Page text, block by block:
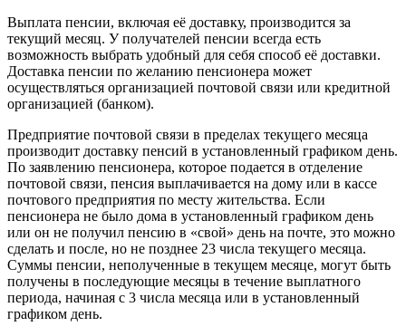
Выплата пенсии, включая её доставку, производится за
текущий месяц. У получателей пенсии всегда есть
возможность выбрать удобный для себя способ её доставки.
Доставка пенсии по желанию пенсионера может
осуществляться организацией почтовой связи или кредитной
организацией (банком).
Предприятие почтовой связи в пределах текущего месяца
производит доставку пенсий в установленный графиком день.
По заявлению пенсионера, которое подается в отделение
почтовой связи, пенсия выплачивается на дому или в кассе
почтового предприятия по месту жительства. Если
пенсионера не было дома в установленный графиком день
или он не получил пенсию в «свой» день на почте, это можно
сделать и после, но не позднее 23 числа текущего месяца.
Суммы пенсии, неполученные в текущем месяце, могут быть
получены в последующие месяцы в течение выплатного
периода, начиная с 3 числа месяца или в установленный
графиком день.